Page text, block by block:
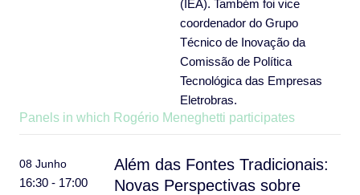
(IEA). Também foi vice
coordenador do Grupo
Técnico de Inovação da
Comissão de Política
Tecnológica das Empresas
Eletrobras.
Panels in which Rogério Meneghetti participates
08 Junho
16:30 - 17:00
Além das Fontes Tradicionais:
Novas Perspectivas sobre